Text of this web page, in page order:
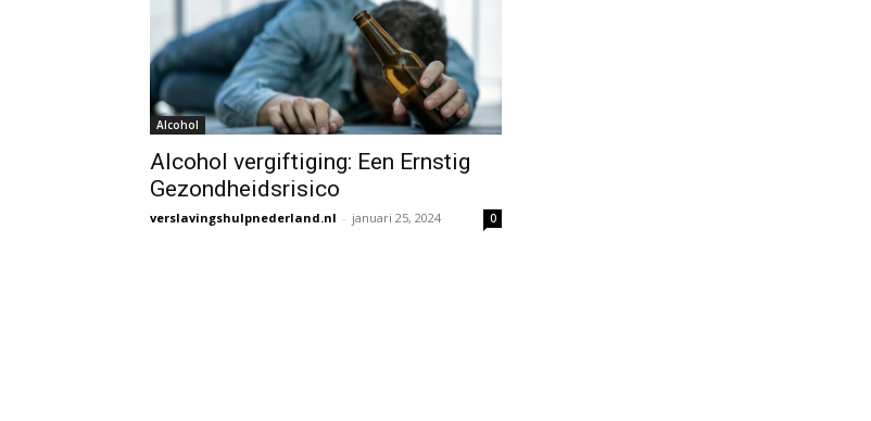
Alcohol
Alcohol vergiftiging: Een Ernstig
Gezondheidsrisico
verslavingshulpnederland.nl - januari 25, 2024 0